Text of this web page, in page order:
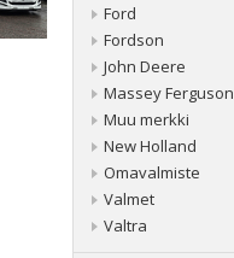
Ford
Fordson
John Deere
Massey Ferguson
Muu merkki
New Holland
Omavalmiste
Valmet
Valtra